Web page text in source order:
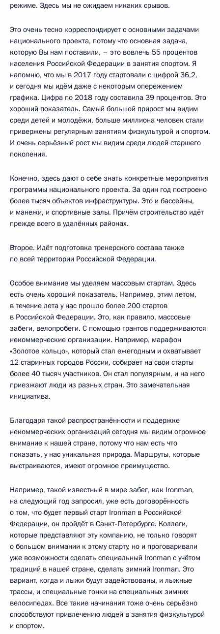
режиме. Здесь мы не ожидаем никаких срывов.
Это очень тесно корреспондирует с основными задачами
национального проекта, потому что основная задача,
которую Вы нам поставили, – это вовлечь 55 процентов
населения Российской Федерации в занятия спортом. Я
напомню, что мы в 2017 году стартовали с цифрой 36,2,
и сегодня мы идём даже с некоторым опережением
графика. Цифра по 2018 году составила 39 процентов. Это
хороший показатель. Самый большой прирост мы видим
среди детей и молодёжи, больше миллиона человек стали
привержены регулярным занятиям физкультурой и спортом.
И очень серьёзный рост мы видим среди людей старшего
поколения.
Конечно, здесь дают о себе знать конкретные мероприятия
программы национального проекта. За один год построено
более тысяч объектов инфраструктуры. Это и бассейны,
и манежи, и спортивные залы. Причём строительство идёт
прежде всего в удалённых районах.
Второе. Идёт подготовка тренерского состава также
по всей территории Российской Федерации.
Особое внимание мы уделяем массовым стартам. Здесь
есть очень хороший показатель. Например, этим летом,
в течение лета у нас прошло более 200 стартов
в Российской Федерации. Это, как правило, массовые
забеги, велопробеги. С помощью грантов поддерживаются
некоммерческие организации. Например, марафон
«Золотое кольцо», который стал ежегодным и охватывает
12 старинных городов России, собирает на свои старты
более 40 тысяч участников. Он стал популярным, и на него
приезжают люди из разных стран. Это замечательная
инициатива.
Благодаря такой распространённости и поддержке
некоммерческих организаций сегодня мы видим огромное
внимание к нашей стране, потому что нам есть что
показать, у нас уникальная природа. Маршруты, которые
выстраиваются, имеют огромное преимущество.
Например, такой известный в мире забег, как Ironman,
на следующий год запросил, уже есть договорённость
о том, что будет первый старт Ironman в Российской
Федерации, он пройдёт в Санкт-Петербурге. Коллеги,
которые представляют эту компанию, не только говорят
о большом внимании к этому старту, но и проговаривали
уже возможности сделать специальный Ironman с учётом
традиций в нашей стране, сделать зимний Ironman. Это
вариант, когда и лыжи будут задействованы, и лыжные
трассы, и специальные гонки на специальных зимних
велосипедах. Все такие начинания тоже очень серьёзно
способствуют привлечению людей в занятия физкультурой
и спортом.